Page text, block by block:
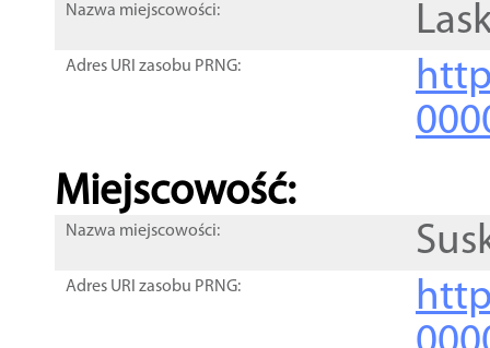
Nazwa miejscowości:
Adres URI zasobu PRNG:
Miejscowość:
Nazwa miejscowości:
Adres URI zasobu PRNG: